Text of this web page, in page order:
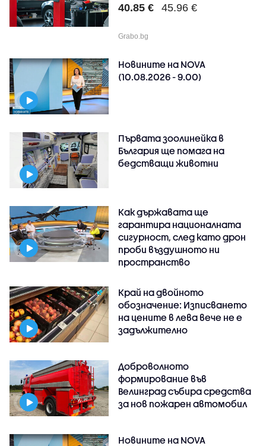
40.85 € 45.96 €
Grabo.bg
Новините на NOVA
(10.08.2026 - 9.00)
Първата зоолинейка в
България ще помага на
бедстващи животни
Как държавата ще
гарантира националната
сигурност, след като дрон
проби въздушното ни
пространство
Край на двойното
обозначение: Изписването
на цените в лева вече не е
задължително
Доброволното
формирование във
Велинград събира средства
за нов пожарен автомобил
Новините на NOVA